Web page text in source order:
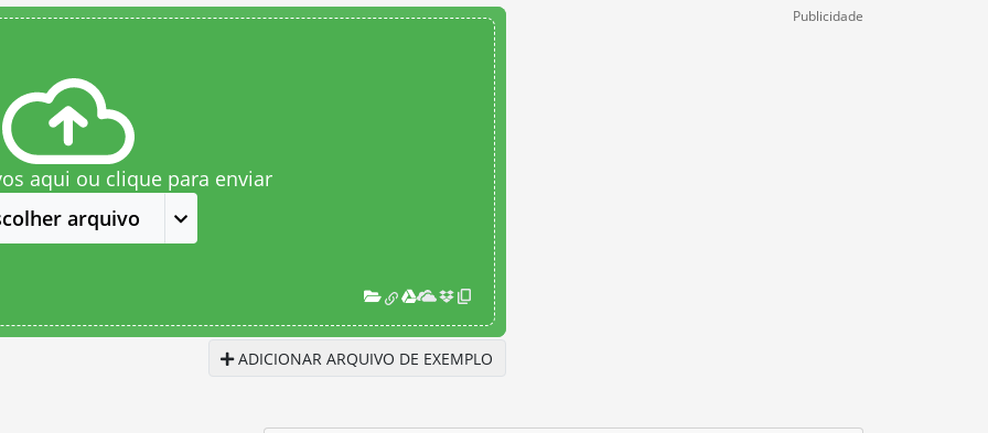
aqui ou clique para enviar
arquivo
ADICIONAR ARQUIVO DE EXEMPLO
Publicidade